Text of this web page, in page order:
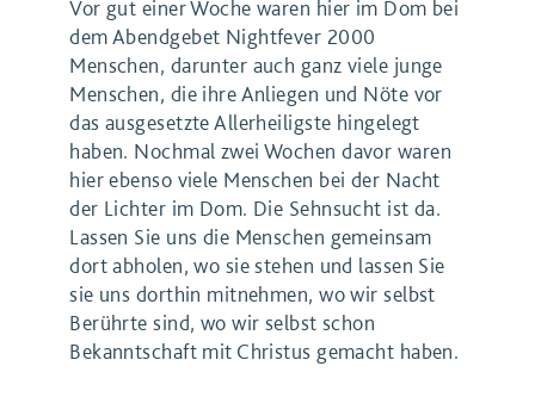
Vor gut einer Woche waren hier im Dom bei
dem Abendgebet Nightfever 2000
Menschen, darunter auch ganz viele junge
Menschen, die ihre Anliegen und Nöte vor
das ausgesetzte Allerheiligste hingelegt
haben. Nochmal zwei Wochen davor waren
hier ebenso viele Menschen bei der Nacht
der Lichter im Dom. Die Sehnsucht ist da.
Lassen Sie uns die Menschen gemeinsam
dort abholen, wo sie stehen und lassen Sie
sie uns dorthin mitnehmen, wo wir selbst
Berührte sind, wo wir selbst schon
Bekanntschaft mit Christus gemacht haben.